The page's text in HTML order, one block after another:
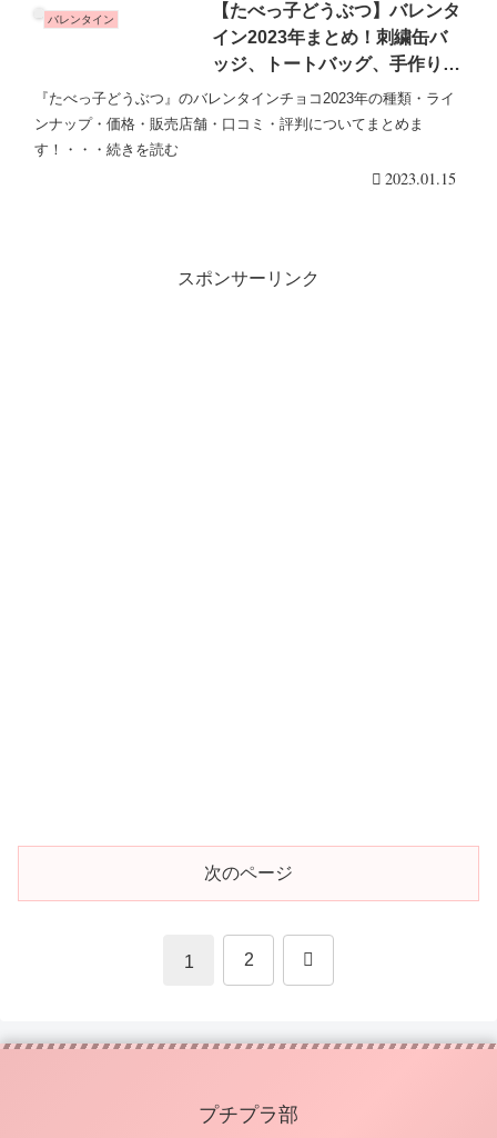
バレンタイン
【たべっ子どうぶつ】バレンタ
イン2023年まとめ！刺繍缶バ
ッジ、トートバッグ、手作りの
ためのクッキー型も！種類・販
売店舗・発売日・評判・口コ
『たべっ子どうぶつ』のバレンタインチョコ2023年の種類・ライ
ンナップ・価格・販売店舗・口コミ・評判についてまとめま
す！・・・続きを読む
2023.01.15
スポンサーリンク
次のページ
1 2 次
プチプラ部